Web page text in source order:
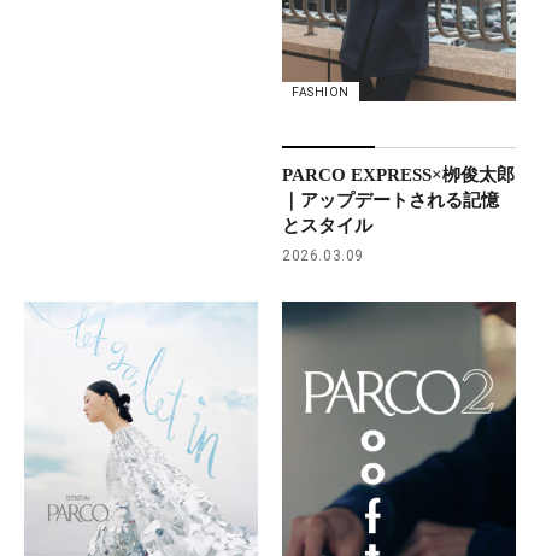
FASHION
PARCO EXPRESS×栁俊太郎
｜アップデートされる記憶
とスタイル
2026.03.09